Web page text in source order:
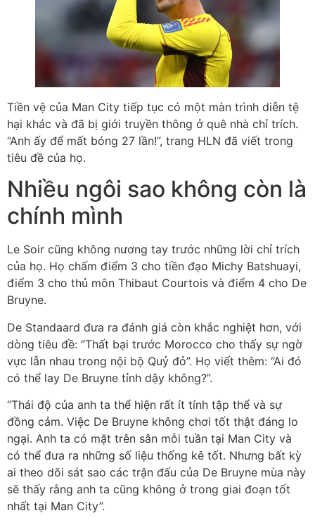
Tiền vệ của Man City tiếp tục có một màn trình diễn tệ
hại khác và đã bị giới truyền thông ở quê nhà chỉ trích.
“Anh ấy để mất bóng 27 lần!”, trang HLN đã viết trong
tiêu đề của họ.
Nhiều ngôi sao không còn là
chính mình
Le Soir cũng không nương tay trước những lời chỉ trích
của họ. Họ chấm điểm 3 cho tiền đạo Michy Batshuayi,
điểm 3 cho thủ môn Thibaut Courtois và điểm 4 cho De
Bruyne.
De Standaard đưa ra đánh giá còn khắc nghiệt hơn, với
dòng tiêu đề: “Thất bại trước Morocco cho thấy sự ngờ
vực lẫn nhau trong nội bộ Quỷ đỏ”. Họ viết thêm: “Ai đó
có thể lay De Bruyne tỉnh dậy không?”.
“Thái độ của anh ta thể hiện rất ít tính tập thể và sự
đồng cảm. Việc De Bruyne không chơi tốt thật đáng lo
ngại. Anh ta có mặt trên sân mỗi tuần tại Man City và
có thể đưa ra những số liệu thống kê tốt. Nhưng bất kỳ
ai theo dõi sát sao các trận đấu của De Bruyne mùa này
sẽ thấy rằng anh ta cũng không ở trong giai đoạn tốt
nhất tại Man City”.